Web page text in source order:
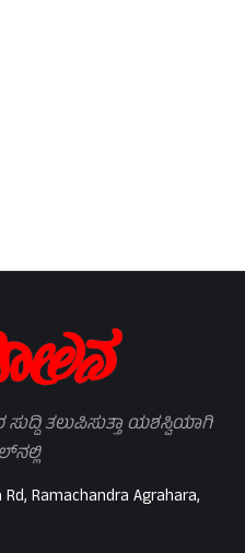
ತಲುಪಿಸುತ್ತಾ ಯಶಸ್ವಿಯಾಗಿ
Ramachandra Agrahara,